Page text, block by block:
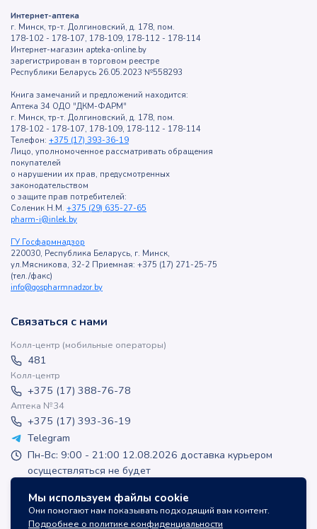
Мы используем файлы cookie
Они помогают нам показывать подходящий вам контент.
Подробнее о политике конфиденциальности
Интернет-аптека
г. Минск, тр-т. Долгиновский, д. 178, пом.
178-102 - 178-107, 178-109, 178-112 - 178-114
Интернет-магазин apteka-online.by
зарегистрирован в торговом реестре
Республики Беларусь 26.05.2023 №558293
Книга замечаний и предложений находится:
Аптека 34 ОДО "ДКМ-ФАРМ"
г. Минск, тр-т. Долгиновский, д. 178, пом.
178-102 - 178-107, 178-109, 178-112 - 178-114
Телефон: +375 (17) 393-36-19
Лицо, уполномоченное рассматривать обращения
покупателей
о нарушении их прав, предусмотренных
законодательством
о защите прав потребителей:
Соленик Н.М. +375 (29) 635-27-65
pharm-i@inlek.by
ГУ Госфармнадзор
220030, Республика Беларусь, г. Минск,
ул.Мясникова, 32-2 Приемная: +375 (17) 271-25-75
(тел./факс)
info@gospharmnadzor.by
Связаться с нами
Колл-центр (мобильные операторы)
481
Колл-центр
+375 (17) 388-76-78
Аптека №34
+375 (17) 393-36-19
Telegram
Пн-Вс: 9:00 - 21:00 12.08.2026 доставка курьером
осуществляться не будет
inlek_apteka
inlek_apteka